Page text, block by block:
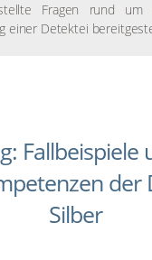
Fragen rund um
einer Detektei
Fallbeispiele
der
Silber